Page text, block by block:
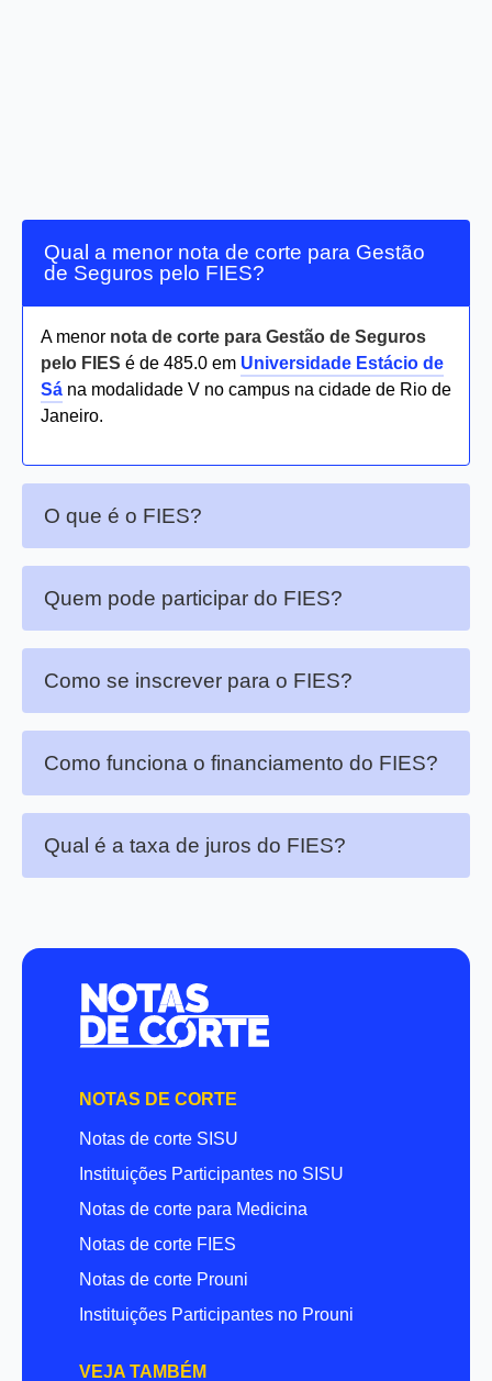
Qual a menor nota de corte para Gestão
de Seguros pelo FIES?
A menor nota de corte para Gestão de Seguros
pelo FIES é de 485.0 em Universidade Estácio de
Sá na modalidade V no campus na cidade de Rio de
Janeiro.
O que é o FIES?
Quem pode participar do FIES?
Como se inscrever para o FIES?
Como funciona o financiamento do FIES?
Qual é a taxa de juros do FIES?
NOTAS DE CORTE
Notas de corte SISU
Instituições Participantes no SISU
Notas de corte para Medicina
Notas de corte FIES
Notas de corte Prouni
Instituições Participantes no Prouni
VEJA TAMBÉM